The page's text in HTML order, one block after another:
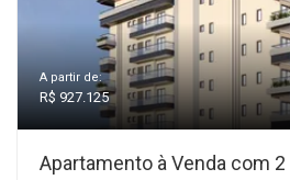
A partir de:
R$ 927.125
Apartamento à Venda com